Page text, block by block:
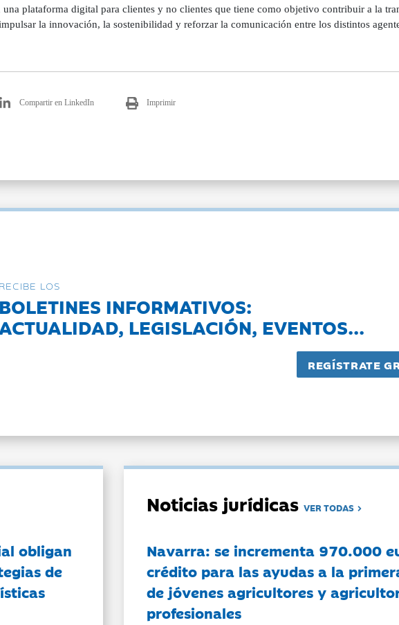
plataforma digital para clientes y no clientes que tiene como objetivo contribuir a la
la innovación, la sostenibilidad y reforzar la comunicación entre los distintos
Compartir en LinkedIn Imprimir
RECIBE LOS
BOLETINES INFORMATIVOS:
LEGISLACIÓN, EVENTOS...
obligan
de
Noticias jurídicasVER TODAS
Navarra: se incrementa 970.000
crédito para las ayudas a la
de jóvenes agricultores y
profesionales